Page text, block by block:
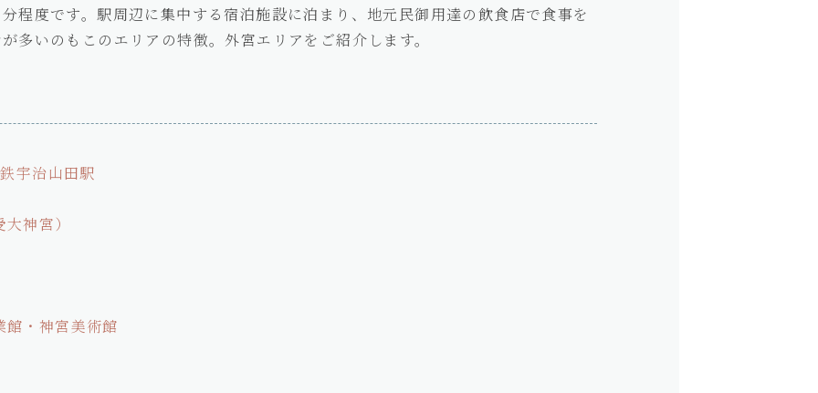
程度です。駅周辺に集中する宿泊施設に泊まり、地元民御用達の飲食店で食事を
多いのもこのエリアの特徴。外宮エリアをご紹介します。
宇治山田駅
神宮）
館・神宮美術館